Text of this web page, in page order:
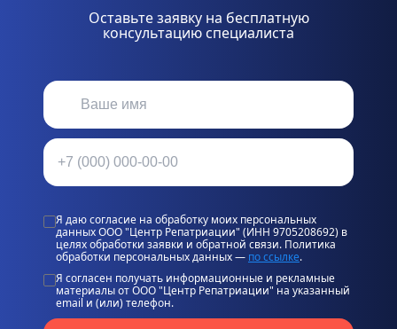
Оставьте заявку на бесплатную
консультацию специалиста
Я даю согласие на обработку моих персональных
данных ООО "Центр Репатриации" (ИНН 9705208692) в
целях обработки заявки и обратной связи. Политика
обработки персональных данных — по ссылке.
Я согласен получать информационные и рекламные
материалы от ООО "Центр Репатриации" на указанный
email и (или) телефон.